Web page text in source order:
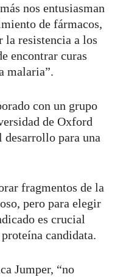
nos entusiasman
de fármacos,
la resistencia a los
encontrar curas
malaria”.
con un grupo
de Oxford
desarrollo para una
fragmentos de la
pero para elegir
es crucial
candidata.
Jumper, “no